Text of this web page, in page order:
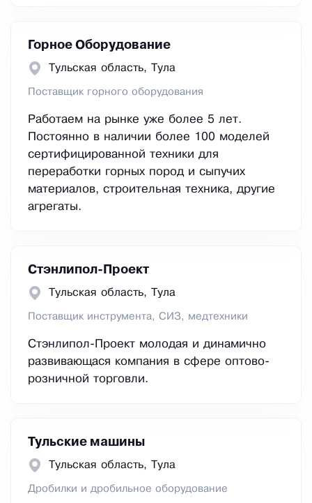
Горное Оборудование
Тульская область, Тула
Поставщик горного оборудования
Работаем на рынке уже более 5 лет.
Постоянно в наличии более 100 моделей
сертифицированной техники для
переработки горных пород и сыпучих
материалов, строительная техника, другие
агрегаты.
Стэнлипол-Проект
Тульская область, Тула
Поставщик инструмента, СИЗ, медтехники
Стэнлипол-Проект молодая и динамично
развивающася компания в сфере оптово-
розничной торговли.
Тульские машины
Тульская область, Тула
Дробилки и дробильное оборудование